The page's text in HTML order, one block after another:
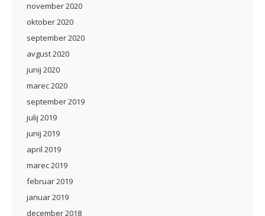
november 2020
oktober 2020
september 2020
avgust 2020
junij 2020
marec 2020
september 2019
julij 2019
junij 2019
april 2019
marec 2019
februar 2019
januar 2019
december 2018